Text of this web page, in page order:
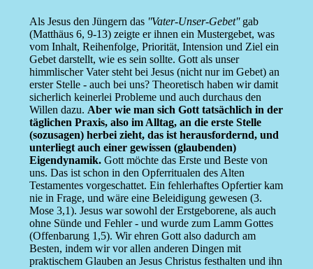
Als Jesus den Jüngern das ''Vater-Unser-Gebet''gab
(Matthäus 6, 9-13) zeigte er ihnen ein Mustergebet, was
vom Inhalt, Reihenfolge, Priorität, Intension und Ziel ein
Gebet darstellt, wie es sein sollte. Gott als unser
himmlischer Vater steht bei Jesus (nicht nur im Gebet) an
erster Stelle - auch bei uns? Theoretisch haben wir damit
sicherlich keinerlei Probleme und auch durchaus den
Willen dazu. Aber wie man sich Gott tatsächlich in der
täglichen Praxis, also im Alltag, an die erste Stelle
(sozusagen) herbei zieht, das ist herausfordernd, und
unterliegt auch einer gewissen (glaubenden)
Eigendynamik.Gott möchte das Erste und Beste von
uns. Das ist schon in den Opferritualen des Alten
Testamentes vorgeschattet. Ein fehlerhaftes Opfertier kam
nie in Frage, und wäre eine Beleidigung gewesen (3.
Mose 3,1). Jesus war sowohl der Erstgeborene, als auch
ohne Sünde und Fehler - und wurde zum Lamm Gottes
(Offenbarung 1,5). Wir ehren Gott also dadurch am
Besten, indem wir vor allen anderen Dingen mit
praktischem Glauben an Jesus Christus festhalten und ihn